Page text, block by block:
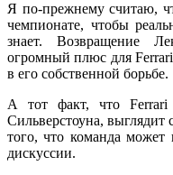
Я по-прежнему считаю,
чемпионате, чтобы
знает. Возвращение
огромный плюс для
в его собственной борьбе.
А тот факт, что Ferrari
Сильверстоуна,
того, что команда может
дискуссии.